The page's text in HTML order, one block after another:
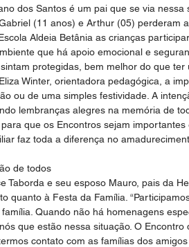
(11 anos) e Arthur (05) perderam
Aldeia Betânia as crianças
que há apoio emocional e
protegidas, bem melhor do que
ou de uma simples festividade. A
lembranças alegres na memória de
que os Encontros sejam
faz toda a diferença no
de todos
quanto à Festa da Família.
Quando não há homenagens
que estão nessa situação. O
contato com as famílias dos